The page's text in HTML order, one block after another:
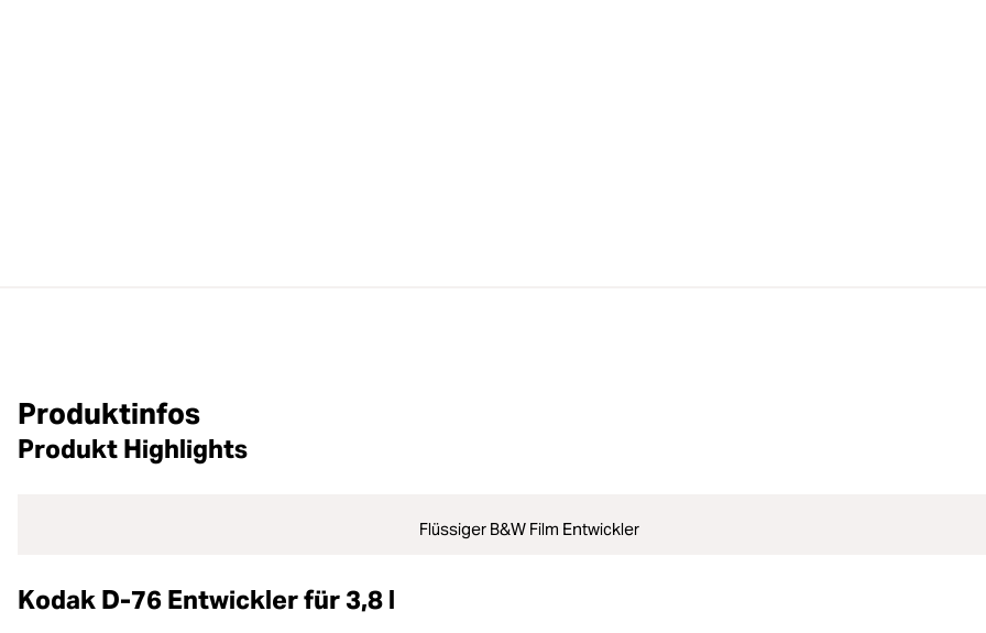
Produktinfos
Produkt Highlights
Flüssiger B&W Film Entwickler
Kodak D-76 Entwickler für 3,8 l